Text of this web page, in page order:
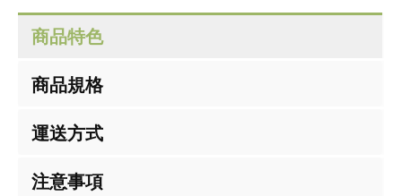
商品特色
商品規格
運送方式
注意事項